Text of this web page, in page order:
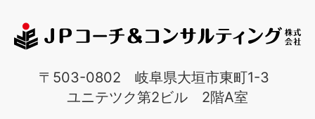
〒503-0802 岐阜県大垣市東町1-3
ユニテツク第2ビル 2階A室